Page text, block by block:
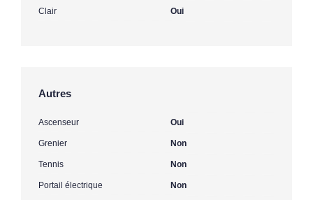
Clair Oui
Autres
Ascenseur Oui
Grenier Non
Tennis Non
Portail électrique Non